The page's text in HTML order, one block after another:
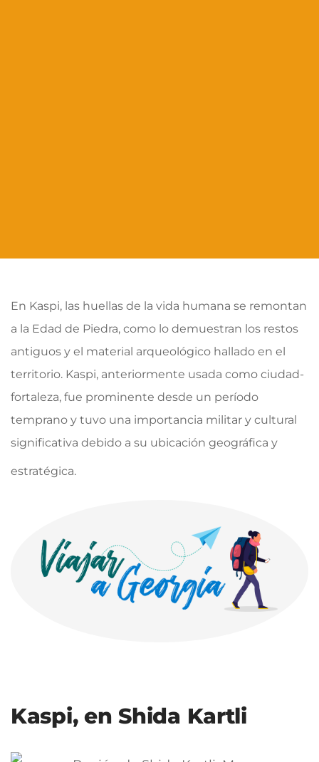
En Kaspi, las huellas de la vida humana se remontan
a la Edad de Piedra, como lo demuestran los restos
antiguos y el material arqueológico hallado en el
territorio. Kaspi, anteriormente usada como ciudad-
fortaleza, fue prominente desde un período
temprano y tuvo una importancia militar y cultural
significativa debido a su ubicación geográfica y
estratégica.
Kaspi, en Shida Kartli